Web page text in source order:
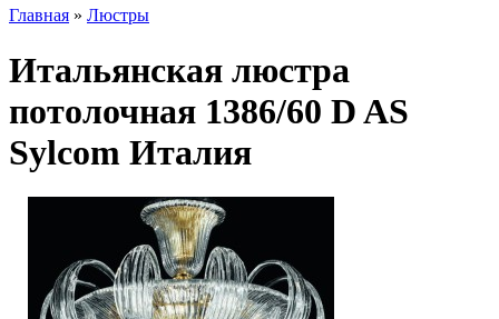
Главная » Люстры
Итальянская люстра
потолочная 1386/60 D AS
Sylcom Италия